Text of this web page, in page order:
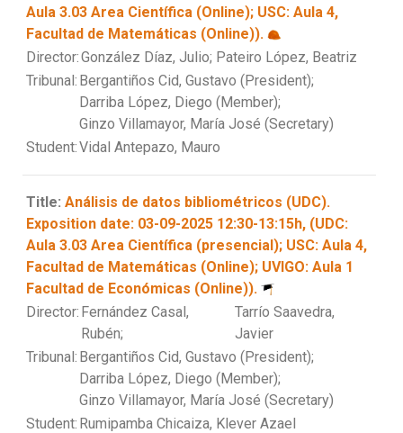
Aula 3.03 Area Científica (Online); USC: Aula 4,
Facultad de Matemáticas (Online)).
Director:González Díaz, Julio; Pateiro López, Beatriz
Tribunal: Bergantiños Cid, Gustavo (President);
Darriba López, Diego (Member);
Ginzo Villamayor, María José (Secretary)
Student:Vidal Antepazo, Mauro
Title: Análisis de datos bibliométricos (UDC).
Exposition date: 03-09-2025 12:30-13:15h, (UDC:
Aula 3.03 Area Científica (presencial); USC: Aula 4,
Facultad de Matemáticas (Online); UVIGO: Aula 1
Facultad de Económicas (Online)).
Director: Fernández Casal,
Rubén;
Tarrío Saavedra,
Javier
Tribunal: Bergantiños Cid, Gustavo (President);
Darriba López, Diego (Member);
Ginzo Villamayor, María José (Secretary)
Student: Rumipamba Chicaiza, Klever Azael